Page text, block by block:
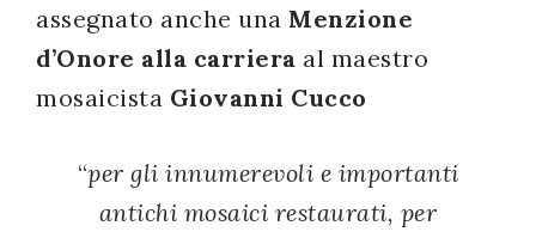
assegnato anche una Menzione
d’Onore alla carriera al maestro
mosaicista Giovanni Cucco
“per gli innumerevoli e importanti
antichi mosaici restaurati, per